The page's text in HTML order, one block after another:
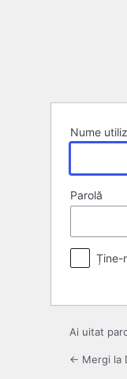
Nume
Parolă
Ține-
Ai uitat
← Mergi la